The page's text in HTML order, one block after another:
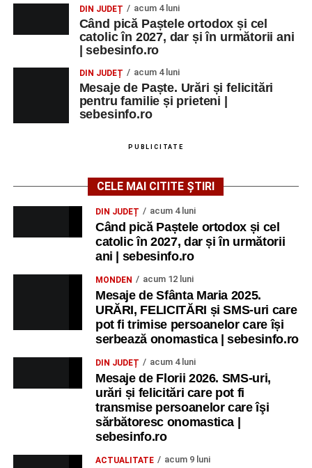
DIN JUDEȚ acum 4 luni
Când pică Paștele ortodox și cel
catolic în 2027, dar și în următorii ani
| sebesinfo.ro
DIN JUDEȚ acum 4 luni
Mesaje de Paște. Urări și felicitări
pentru familie și prieteni |
sebesinfo.ro
PUBLICITATE
CELE MAI CITITE ȘTIRI
DIN JUDEȚ acum 4 luni
Când pică Paștele ortodox și cel
catolic în 2027, dar și în următorii
ani | sebesinfo.ro
MONDEN acum 12 luni
Mesaje de Sfânta Maria 2025.
URĂRI, FELICITĂRI și SMS-uri care
pot fi trimise persoanelor care își
serbează onomastica | sebesinfo.ro
DIN JUDEȚ acum 4 luni
Mesaje de Florii 2026. SMS-uri,
urări și felicitări care pot fi
transmise persoanelor care îşi
sărbătoresc onomastica |
sebesinfo.ro
ACTUALITATE acum 9 luni